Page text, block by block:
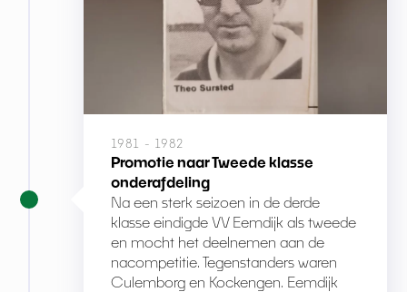
1981 - 1982
Promotie naar Tweede klasse
onderafdeling
Na een sterk seizoen in de derde
klasse eindigde VV Eemdijk als tweede
en mocht het deelnemen aan de
nacompetitie. Tegenstanders waren
Culemborg en Kockengen. Eemdijk